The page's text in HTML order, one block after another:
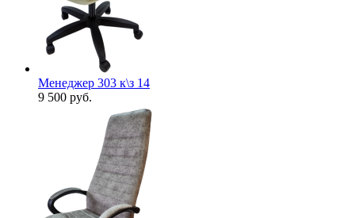
Менеджер 303 к\з 14
9 500 руб.